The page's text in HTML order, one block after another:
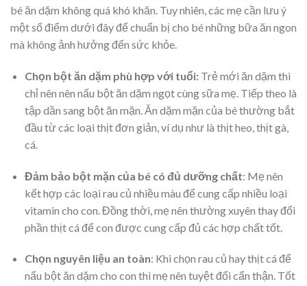
bé ăn dặm không quá khó khăn. Tuy nhiên, các mẹ cần lưu ý
một số điểm dưới đây để chuẩn bị cho bé những bữa ăn ngon
mà không ảnh hưởng đến sức khỏe.
Chọn bột ăn dặm phù hợp với tuổi:Trẻ mới ăn dặm thì
chỉ nên nên nấu bột ăn dặm ngọt cùng sữa mẹ. Tiếp theo là
tập dần sang bột ăn mặn. Ăn dặm mặn của bé thường bắt
đầu từ các loại thịt đơn giản, ví dụ như là thịt heo, thịt gà,
cá.
Đảm bảo bột mặn của bé có đủ dưỡng chất: Mẹ nên
kết hợp các loại rau củ nhiều màu để cung cấp nhiều loại
vitamin cho con. Đồng thời, mẹ nên thường xuyên thay đổi
phần thịt cá để con được cung cấp đủ các hợp chất tốt.
Chọn nguyên liệu an toàn: Khi chọn rau củ hay thịt cá để
nấu bột ăn dặm cho con thì mẹ nên tuyệt đối cẩn thận. Tốt